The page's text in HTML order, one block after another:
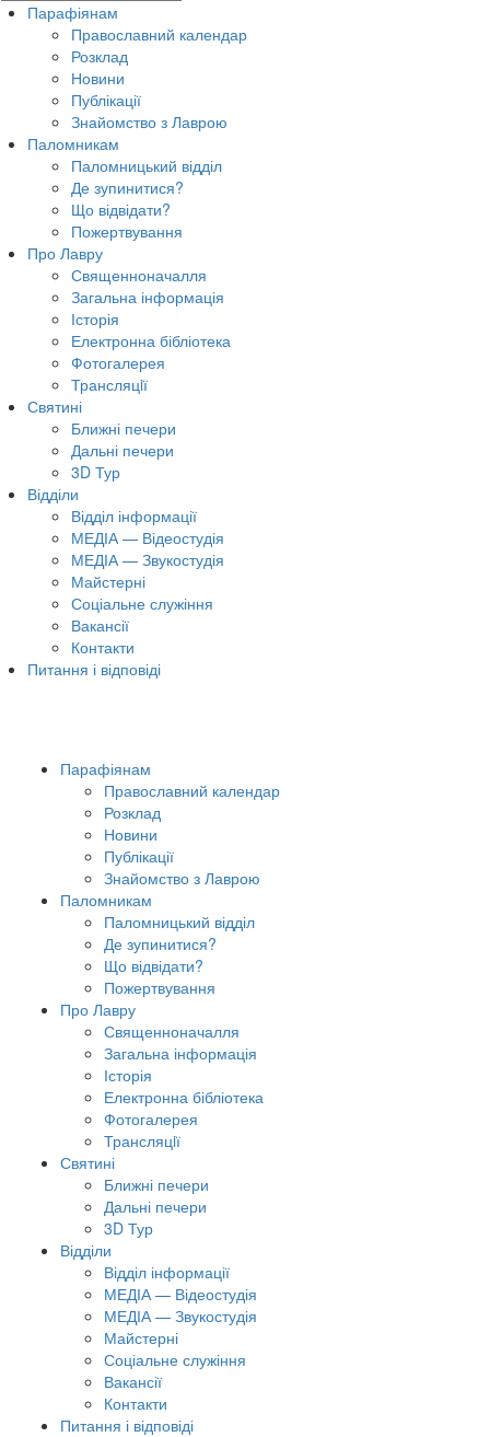
Парафіянам
Православний календар
Розклад
Новини
Публікації
Знайомство з Лаврою
Паломникам
Паломницький відділ
Де зупинитися?
Що відвідати?
Пожертвування
Про Лавру
Священноначалля
Загальна інформація
Історія
Електронна бібліотека
Фотогалерея
Трансляцiї
Святині
Ближні печери
Дальні печери
3D Тур
Відділи
Відділ інформації
МЕДІА — Відеостудія
МЕДІА — Звукостудія
Майстерні
Соціальне служіння
Вакансії
Контакти
Питання і відповіді
Парафіянам
Православний календар
Розклад
Новини
Публікації
Знайомство з Лаврою
Паломникам
Паломницький відділ
Де зупинитися?
Що відвідати?
Пожертвування
Про Лавру
Священноначалля
Загальна інформація
Історія
Електронна бібліотека
Фотогалерея
Трансляцiї
Святині
Ближні печери
Дальні печери
3D Тур
Відділи
Відділ інформації
МЕДІА — Відеостудія
МЕДІА — Звукостудія
Майстерні
Соціальне служіння
Вакансії
Контакти
Питання і відповіді